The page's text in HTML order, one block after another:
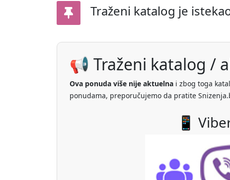
Traženi katalog je
📢 Traženi katalog /
Ova ponuda više nije aktuelna i zbog toga
ponudama, preporučujemo da pratite
📱